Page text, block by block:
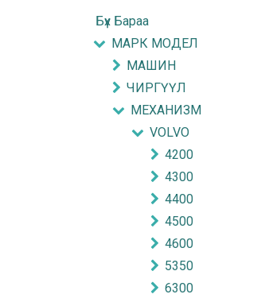
Бүх Бараа
МАРК МОДЕЛ
МАШИН
ЧИРГҮҮЛ
МЕХАНИЗМ
VOLVO
4200
4300
4400
4500
4600
5350
6300